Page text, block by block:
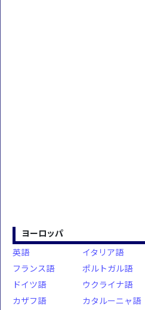
ヨーロッパ
英語
イタリア語
フランス語
ポルトガル語
ドイツ語
ウクライナ語
カザフ語
カタルーニャ語